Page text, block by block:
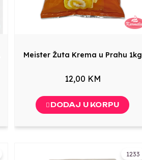
Meister Žuta Krema u Prahu 1kg
12,00 KM
DODAJ U KORPU
1233